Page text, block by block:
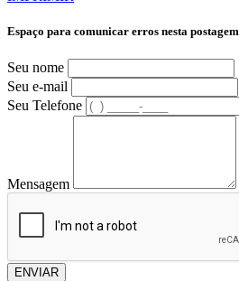
Espaço para comunicar erros nesta postagem
Seu nome
Seu e-mail
Seu Telefone
Mensagem
ENVIAR